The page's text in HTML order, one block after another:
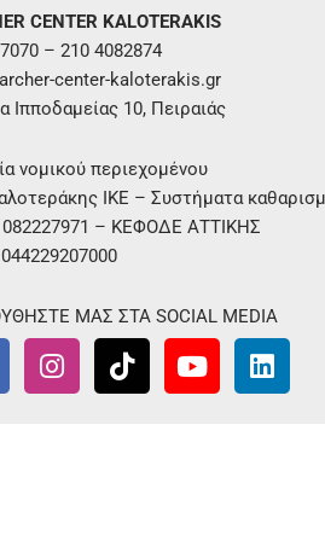
CENTER KALOTERAKIS
– 210 4082874
center-kaloterakis.gr
Ιπποδαμείας 10, Πειραιάς
νομικού περιεχομένου
ΙΚΕ – Συστήματα
– ΚΕΦΟΔΕ ΑΤΤΙΚΗΣ
ΜΑΣ ΣΤΑ SOCIAL MEDIA
I
n
T
i
Y
o
L
i